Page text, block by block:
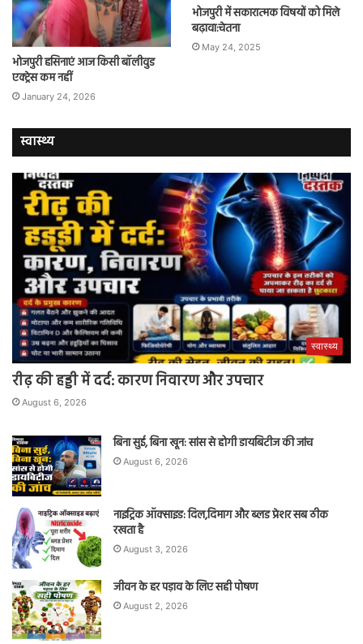
भोजपुरी हसिनाएं आज किसी बॉलीवुड
एक्ट्रेस कम नहीं
January 24, 2026
भोजपुरी में सकारात्मक विषयों को मिले
बढ़ावा:चेतना
May 24, 2025
स्वास्थ्य
स्वास्थ्य
रीढ़ की हड्डी में दर्द: कारण निवारण और उपचार
August 6, 2026
बिना सुई, बिना खून: सांस से होगी डायबिटीज की जांच
August 6, 2026
नाइट्रिक ऑक्साइड: दिल,दिमाग और ब्लड प्रेशर सब ठीक
रखता है
August 3, 2026
जीवन के हर पड़ाव के लिए सही पोषण
August 2, 2026